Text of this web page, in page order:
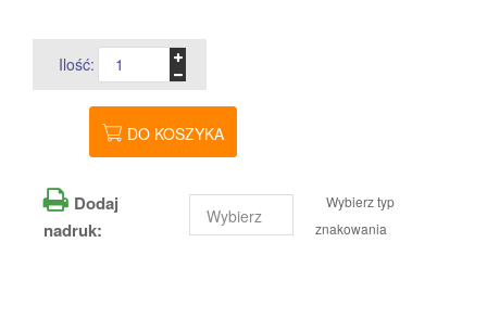
Ilość:
DO KOSZYKA
Dodaj
nadruk:
Wybierz typ
znakowania